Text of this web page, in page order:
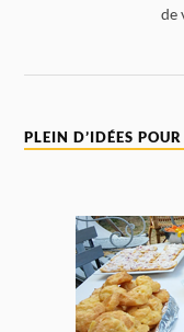
de
PLEIN D’IDÉES